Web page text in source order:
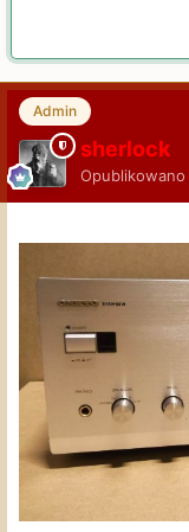
Admin
sherlock
Opublikowano